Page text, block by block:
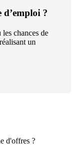
?
chances de
un
d'offres ?